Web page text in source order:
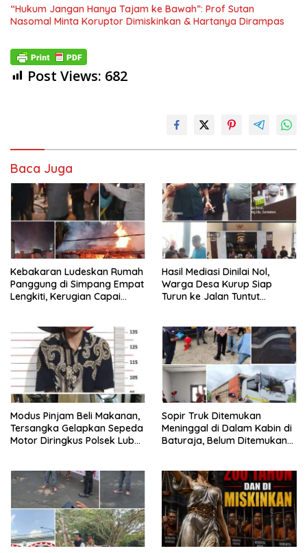
“Hukum Jangan Hanya Tajam ke Bawah”: Prof Sutan
Nasomal Minta Koruptor Dimiskinkan & Hartanya Dirampas
Post Views: 682
Baca Juga
Kebakaran Ludeskan Rumah
Panggung di Simpang Empat
Lengkiti, Kerugian Capai
Hasil Mediasi Dinilai Nol,
Warga Desa Kurup Siap
Turun ke Jalan Tuntut
Undang‑Undang
Modus Pinjam Beli Makanan,
Tersangka Gelapkan Sepeda
Motor Diringkus Polsek Lubuk
Sopir Truk Ditemukan
Meninggal di Dalam Kabin di
Baturaja, Belum Ditemukan